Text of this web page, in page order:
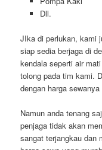
Dll.
JIka di perlukan, kami
siap sedia berjaga di
kendala seperti air
tolong pada tim kami.
dengan harga sewanya
Namun anda tenang
penjaga tidak akan
sangat terjangkau dan